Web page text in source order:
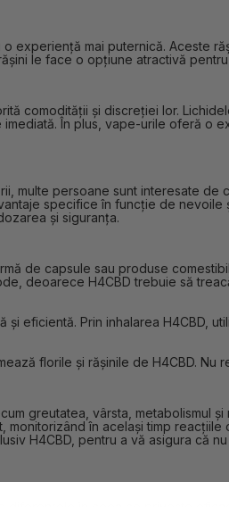
experiență mai puternică. Aceste
le face o opțiune atractivă
comodității și discreției lor.
În plus, vape-urile oferă o
multe persoane sunt interesate de
specifice în funcție de
și siguranța.
de capsule sau produse
deoarece H4CBD trebuie să
eficientă. Prin inhalarea H4CBD,
florile și rășinile de H4CBD. Nu
greutatea, vârsta, metabolismul
în același timp reacțiile
H4CBD, pentru a vă asigura că